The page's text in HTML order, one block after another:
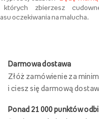
zbierzesz
oczekiwania na malucha.
Darmowa dostawa
Złóż zamówienie za
i ciesz się darmową
Ponad 21 000 punktów